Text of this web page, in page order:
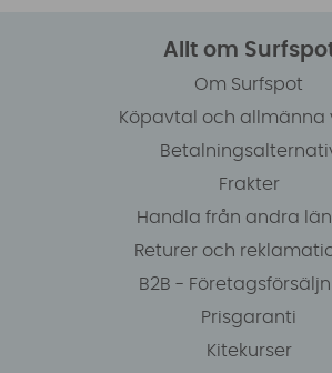
Allt om
Om Surfspot
Köpavtal och allmänna
Frakter
Handla från andra
Returer och
B2B -
Prisgaranti
Kitekurser